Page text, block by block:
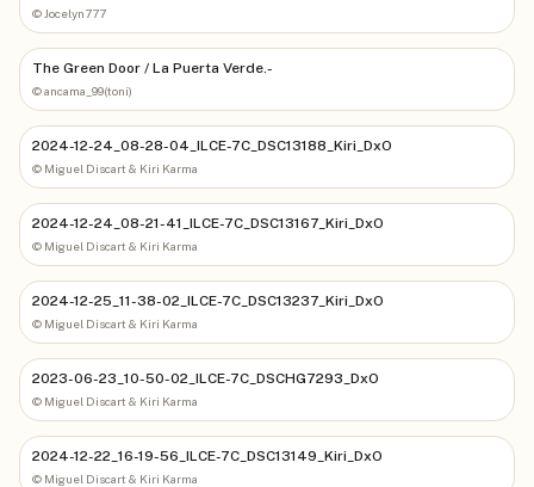
© Jocelyn777
The Green Door / La Puerta Verde.-
©ancama_99(toni)
2024-12-24_08-28-04_ILCE-7C_DSC13188_Kiri_DxO
© Miguel Discart & Kiri Karma
2024-12-24_08-21-41_ILCE-7C_DSC13167_Kiri_DxO
© Miguel Discart & Kiri Karma
2024-12-25_11-38-02_ILCE-7C_DSC13237_Kiri_DxO
© Miguel Discart & Kiri Karma
2023-06-23_10-50-02_ILCE-7C_DSCHG7293_DxO
© Miguel Discart & Kiri Karma
2024-12-22_16-19-56_ILCE-7C_DSC13149_Kiri_DxO
© Miguel Discart & Kiri Karma